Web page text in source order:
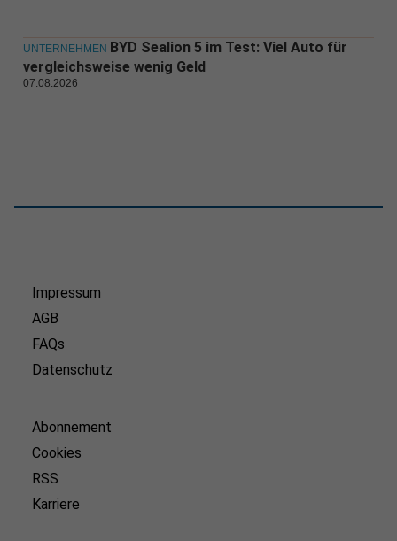
UNTERNEHMEN BYD Sealion 5 im Test: Viel Auto für
vergleichsweise wenig Geld
07.08.2026
Impressum
AGB
FAQs
Datenschutz
Abonnement
Cookies
RSS
Karriere